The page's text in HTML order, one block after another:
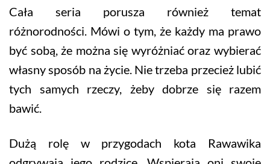
Cała seria porusza również temat
różnorodności. Mówi o tym, że każdy ma prawo
być sobą, że można się wyróżniać oraz wybierać
własny sposób na życie. Nie trzeba przecież lubić
tych samych rzeczy, żeby dobrze się razem
bawić.
Dużą rolę w przygodach kota Rawawika